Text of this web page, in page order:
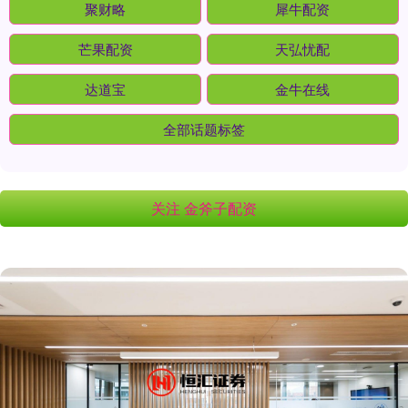
聚财略 犀牛配资
芒果配资 天弘忧配
达道宝 金牛在线
全部话题标签
关注 金斧子配资